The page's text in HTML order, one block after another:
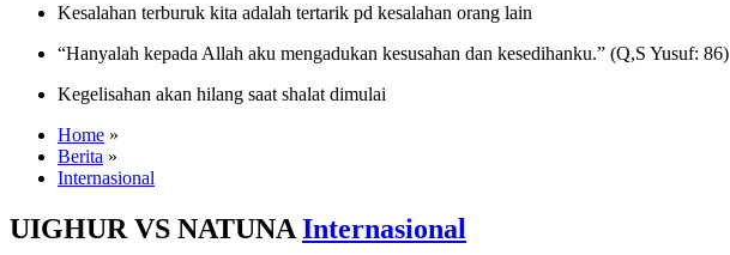
Kesalahan terburuk kita adalah tertarik pd kesalahan orang lain
“Hanyalah kepada Allah aku mengadukan kesusahan dan kesedihanku.” (Q,S Yusuf: 86)
Kegelisahan akan hilang saat shalat dimulai
Home »
Berita »
Internasional
UIGHUR VS NATUNA Internasional